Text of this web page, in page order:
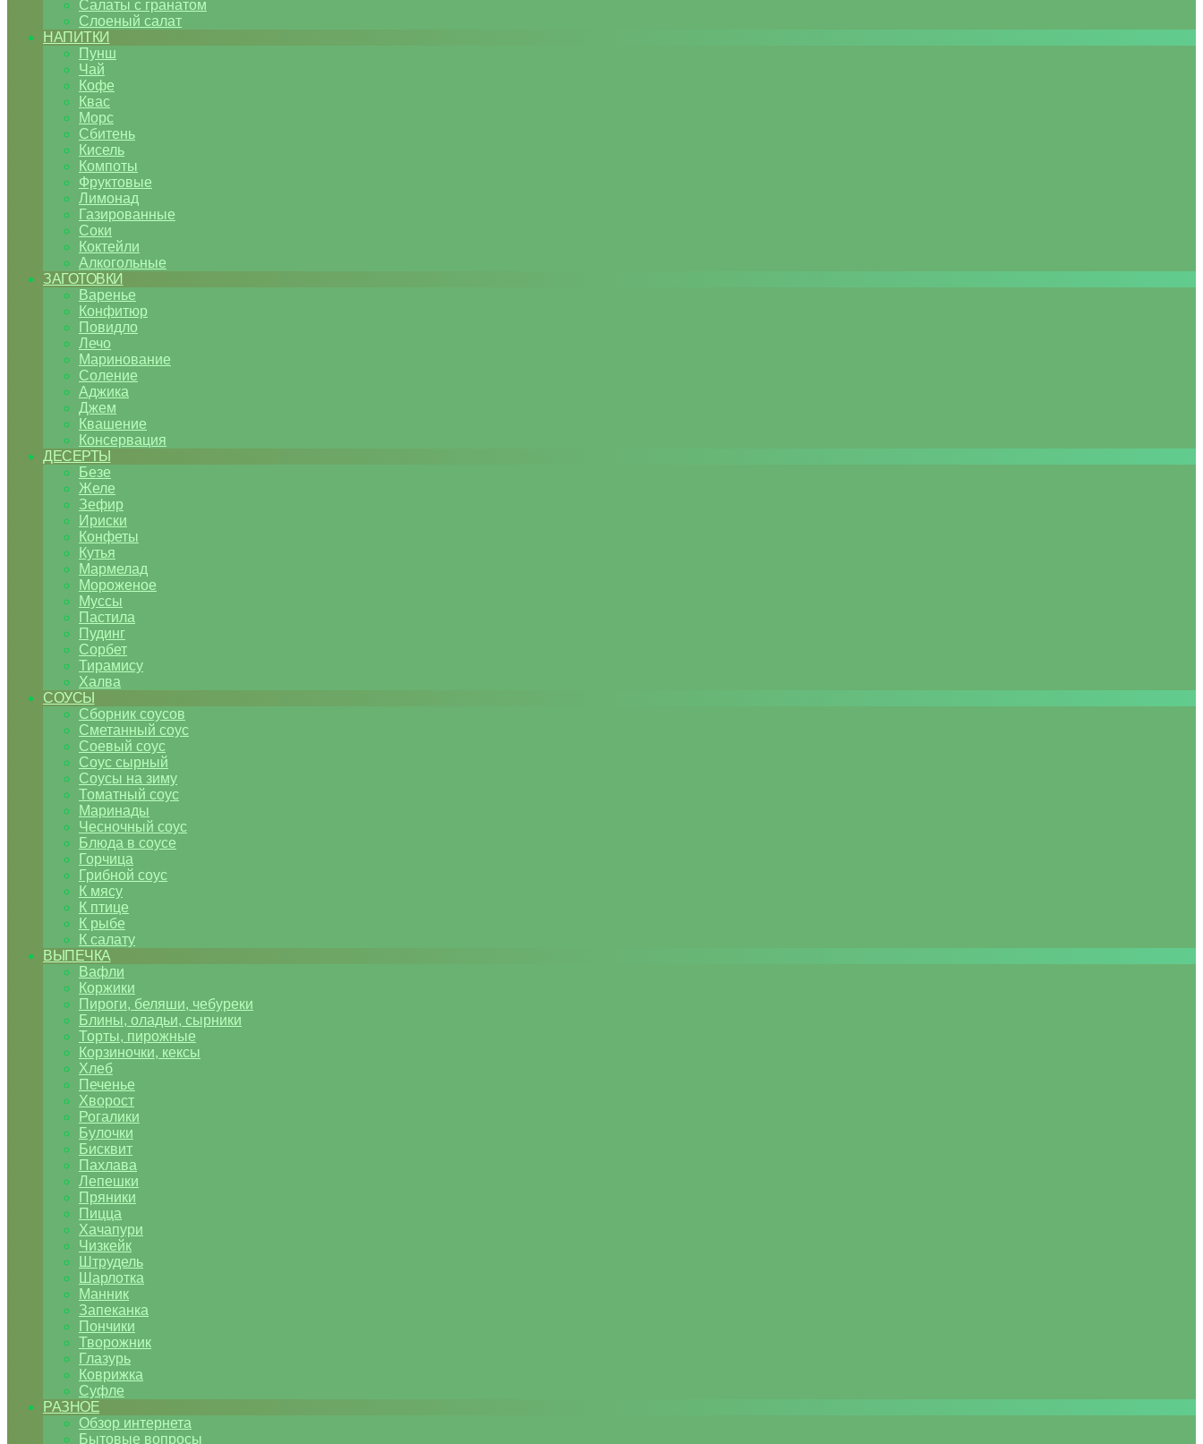
Салаты с гранатом
Слоеный салат
НАПИТКИ
Пунш
Чай
Кофе
Квас
Морс
Сбитень
Кисель
Компоты
Фруктовые
Лимонад
Газированные
Соки
Коктейли
Алкогольные
ЗАГОТОВКИ
Варенье
Конфитюр
Повидло
Лечо
Маринование
Соление
Аджика
Джем
Квашение
Консервация
ДЕСЕРТЫ
Безе
Желе
Зефир
Ириски
Конфеты
Кутья
Мармелад
Мороженое
Муссы
Пастила
Пудинг
Сорбет
Тирамису
Халва
СОУСЫ
Сборник соусов
Сметанный соус
Соевый соус
Соус сырный
Соусы на зиму
Томатный соус
Маринады
Чесночный соус
Блюда в соусе
Горчица
Грибной соус
К мясу
К птице
К рыбе
К салату
ВЫПЕЧКА
Вафли
Коржики
Пироги, беляши, чебуреки
Блины, оладьи, сырники
Торты, пирожные
Корзиночки, кексы
Хлеб
Печенье
Хворост
Рогалики
Булочки
Бисквит
Пахлава
Лепешки
Пряники
Пицца
Хачапури
Чизкейк
Штрудель
Шарлотка
Манник
Запеканка
Пончики
Творожник
Глазурь
Коврижка
Суфле
РАЗНОЕ
Обзор интернета
Бытовые вопросы